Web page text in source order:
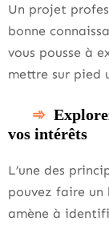
Un projet
bonne
vous pousse à
mettre sur pied
vos intérêts
L’une des
pouvez faire un
amène à